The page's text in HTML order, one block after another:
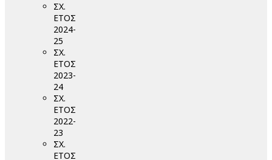
ΣΧ.
ΕΤΟΣ
2024-
25
ΣΧ.
ΕΤΟΣ
2023-
24
ΣΧ.
ΕΤΟΣ
2022-
23
ΣΧ.
ΕΤΟΣ